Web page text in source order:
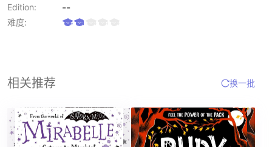
Edition: --
难度:
相关推荐 换一批